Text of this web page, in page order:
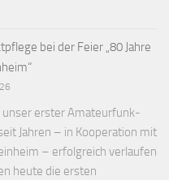
bei der Feier „80 Jahre
unser erster Amateurfunk-
Jahren – in Kooperation mit
– erfolgreich verlaufen
heute die ersten